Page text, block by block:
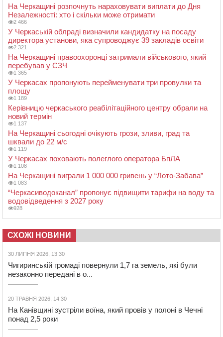
На Черкащині розпочнуть нараховувати виплати до Дня
Незалежності: хто і скільки може отримати
2 466
У Черкаській облраді визначили кандидатку на посаду
директора установи, яка супроводжує 39 закладів освіти
2 321
На Черкащині правоохоронці затримали військового, який
перебував у СЗЧ
1 365
У Черкасах пропонують перейменувати три провулки та
площу
1 189
Керівницю черкаського реабілітаційного центру обрали на
новий термін
1 137
На Черкащині сьогодні очікують грози, зливи, град та
шквали до 22 м/с
1 119
У Черкасах поховають полеглого оператора БпЛА
1 108
На Черкащині виграли 1 000 000 гривень у “Лото-Забава”
1 083
“Черкасиводоканал” пропонує підвищити тарифи на воду та
водовідведення з 2027 року
928
СХОЖІ НОВИНИ
30 ЛИПНЯ 2026, 13:30
Чигиринській громаді повернули 1,7 га земель, які були
незаконно передані в о...
20 ТРАВНЯ 2026, 14:30
На Канівщині зустріли воїна, який провів у полоні в Чечні
понад 2,5 роки